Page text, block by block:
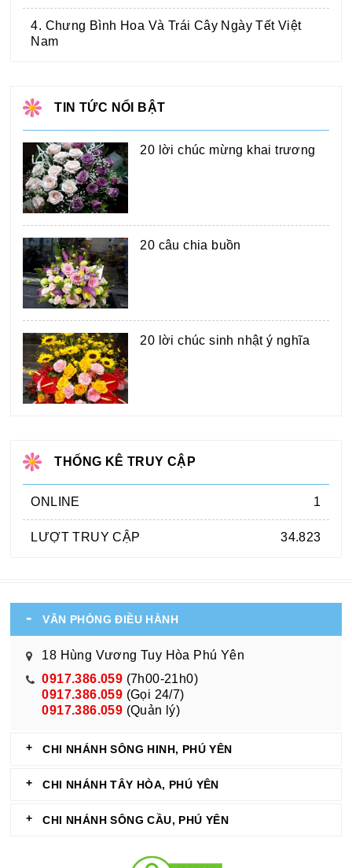
4. Chưng Bình Hoa Và Trái Cây Ngày Tết Việt
Nam
TIN TỨC NỔI BẬT
20 lời chúc mừng khai trương
20 câu chia buồn
20 lời chúc sinh nhật ý nghĩa
THỐNG KÊ TRUY CẬP
ONLINE 1
LƯỢT TRUY CẬP 34.823
VĂN PHÒNG ĐIỀU HÀNH
18 Hùng Vương Tuy Hòa Phú Yên
0917.386.059 (7h00-21h0)
0917.386.059 (Gọi 24/7)
0917.386.059 (Quản lý)
CHI NHÁNH SÔNG HINH, PHÚ YÊN
CHI NHÁNH TÂY HÒA, PHÚ YÊN
CHI NHÁNH SÔNG CẦU, PHÚ YÊN